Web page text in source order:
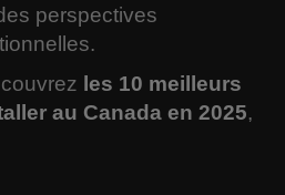
perspectives
les 10 meilleurs
au Canada en 2025,